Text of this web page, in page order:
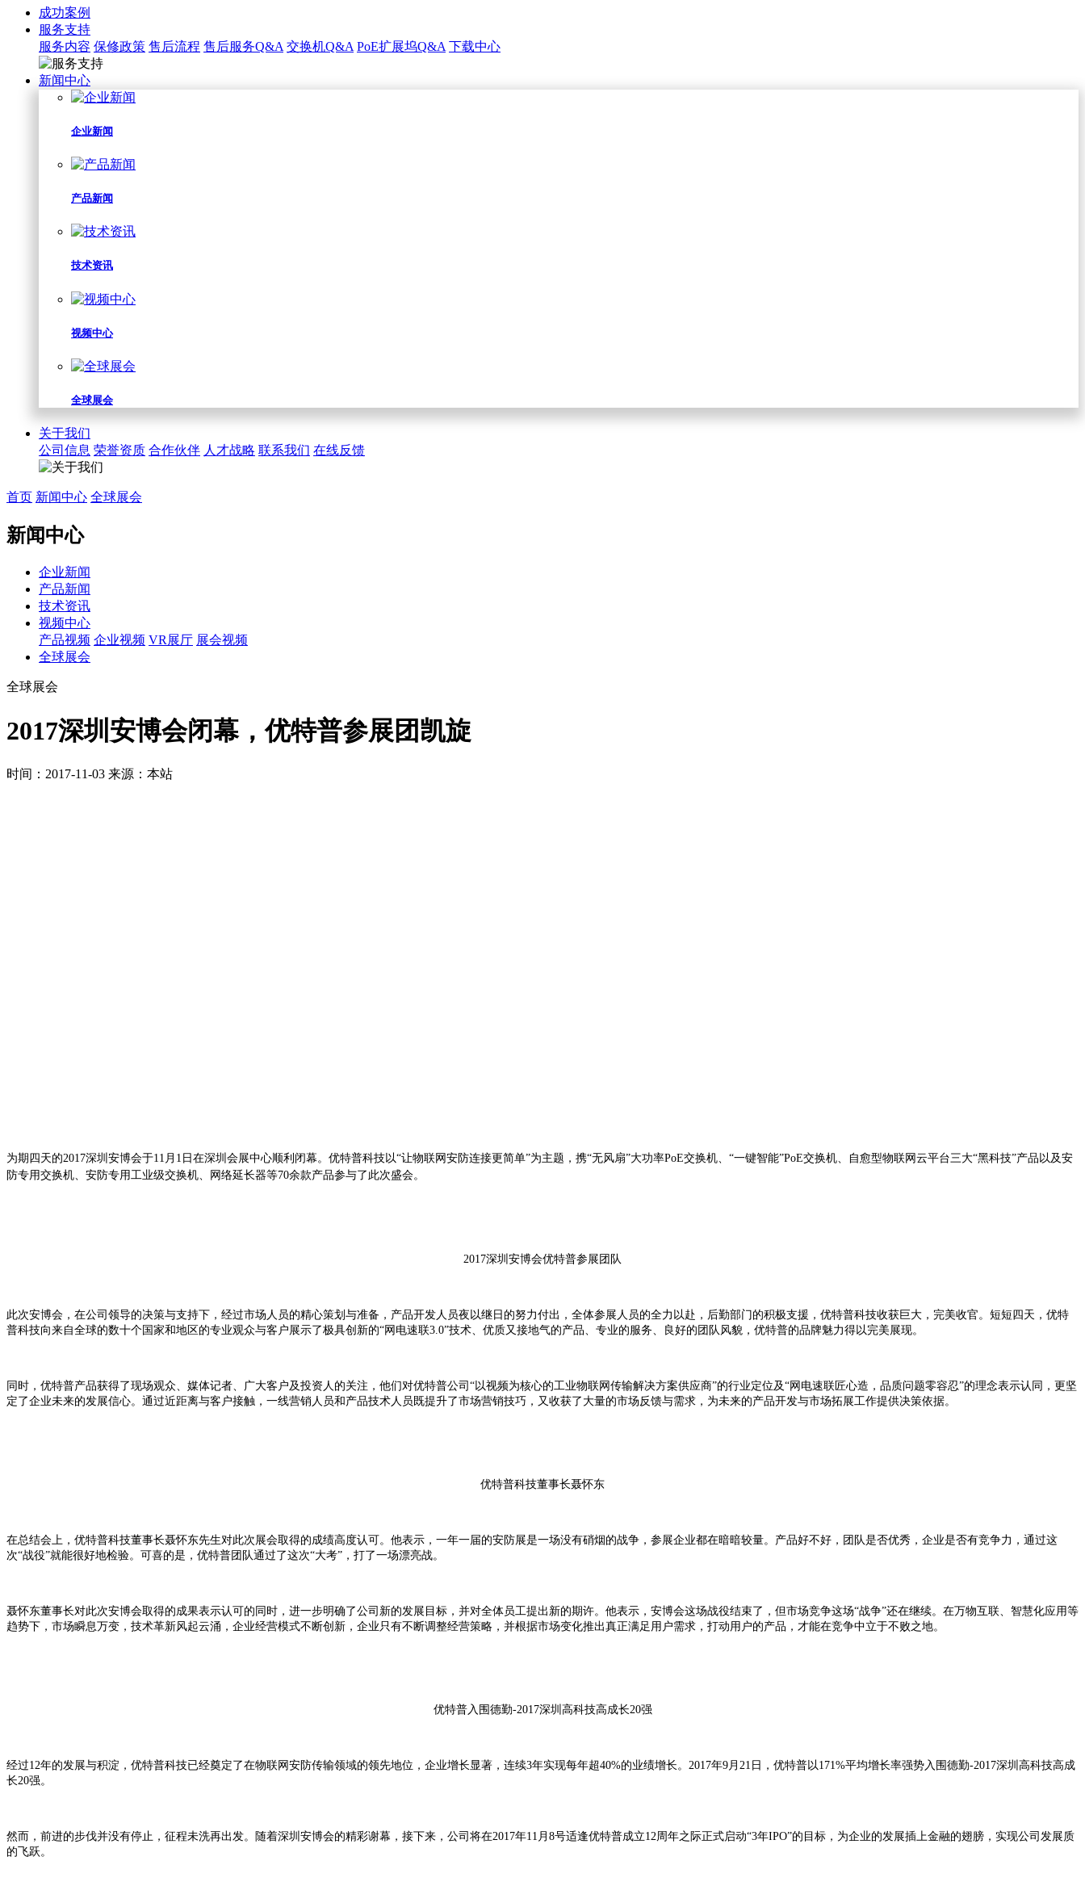
成功案例
服务支持
服务内容 保修政策 售后流程 售后服务Q&A 交换机Q&A PoE扩展坞Q&A 下载中心
新闻中心
企业新闻
产品新闻
技术资讯
视频中心
全球展会
关于我们
公司信息 荣誉资质 合作伙伴 人才战略 联系我们 在线反馈
首页 新闻中心 全球展会
新闻中心
企业新闻
产品新闻
技术资讯
视频中心
产品视频 企业视频 VR展厅 展会视频
全球展会
全球展会
2017深圳安博会闭幕，优特普参展团凯旋
时间：2017-11-03 来源：本站
为期四天的2017深圳安博会于11月1日在深圳会展中心顺利闭幕。优特普科技以“让物联网安防连接更简单”为主题，携“无风扇”大功率PoE交换机、“一键智能”PoE交换机、自愈型物联网云平台三大“黑科技”产品以及安
防专用交换机、安防专用工业级交换机、网络延长器等70余款产品参与了此次盛会。
2017深圳安博会优特普参展团队
此次安博会，在公司领导的决策与支持下，经过市场人员的精心策划与准备，产品开发人员夜以继日的努力付出，全体参展人员的全力以赴，后勤部门的积极支援，优特普科技收获巨大，完美收官。短短四天，优特
普科技向来自全球的数十个国家和地区的专业观众与客户展示了极具创新的“网电速联3.0”技术、优质又接地气的产品、专业的服务、良好的团队风貌，优特普的品牌魅力得以完美展现。
同时，优特普产品获得了现场观众、媒体记者、广大客户及投资人的关注，他们对优特普公司“以视频为核心的工业物联网传输解决方案供应商”的行业定位及“网电速联匠心造，品质问题零容忍”的理念表示认同，更坚
定了企业未来的发展信心。通过近距离与客户接触，一线营销人员和产品技术人员既提升了市场营销技巧，又收获了大量的市场反馈与需求，为未来的产品开发与市场拓展工作提供决策依据。
优特普科技董事长聂怀东
在总结会上，优特普科技董事长聂怀东先生对此次展会取得的成绩高度认可。他表示，一年一届的安防展是一场没有硝烟的战争，参展企业都在暗暗较量。产品好不好，团队是否优秀，企业是否有竞争力，通过这
次“战役”就能很好地检验。可喜的是，优特普团队通过了这次“大考”，打了一场漂亮战。
聂怀东董事长对此次安博会取得的成果表示认可的同时，进一步明确了公司新的发展目标，并对全体员工提出新的期许。他表示，安博会这场战役结束了，但市场竞争这场“战争”还在继续。在万物互联、智慧化应用等
趋势下，市场瞬息万变，技术革新风起云涌，企业经营模式不断创新，企业只有不断调整经营策略，并根据市场变化推出真正满足用户需求，打动用户的产品，才能在竞争中立于不败之地。
优特普入围德勤-2017深圳高科技高成长20强
经过12年的发展与积淀，优特普科技已经奠定了在物联网安防传输领域的领先地位，企业增长显著，连续3年实现每年超40%的业绩增长。2017年9月21日，优特普以171%平均增长率强势入围德勤-2017深圳高科技高成
长20强。
然而，前进的步伐并没有停止，征程未洗再出发。随着深圳安博会的精彩谢幕，接下来，公司将在2017年11月8号适逢优特普成立12周年之际正式启动“3年IPO”的目标，为企业的发展插上金融的翅膀，实现公司发展质
的飞跃。